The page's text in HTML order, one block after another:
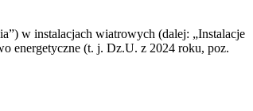
w instalacjach wiatrowych (dalej: „Instalacje
energetyczne (t. j. Dz.U. z 2024 roku, poz.